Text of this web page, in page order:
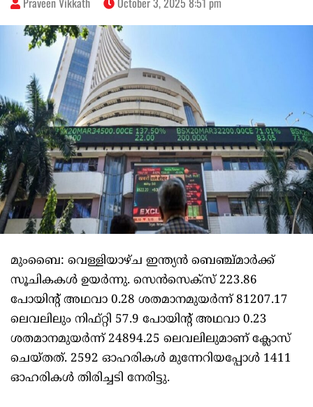
മുംബൈ: വെള്ളിയാഴ്ച ഇന്ത്യന്‍ ബെഞ്ച്മാര്‍ക്ക്
സൂചികകള്‍ ഉയര്‍ന്നു. സെന്‍സെക്‌സ് 223.86
പോയിന്റ് അഥവാ 0.28 ശതമാനമുയര്‍ന്ന് 81207.17
ലെവലിലും നിഫ്റ്റി 57.9 പോയിന്റ് അഥവാ 0.23
ശതമാനമുയര്‍ന്ന് 24894.25 ലെവലിലുമാണ് ക്ലോസ്
ചെയ്തത്. 2592 ഓഹരികള്‍ മുന്നേറിയപ്പോള്‍ 1411
ഓഹരികള്‍ തിരിച്ചടി നേരിട്ടു.